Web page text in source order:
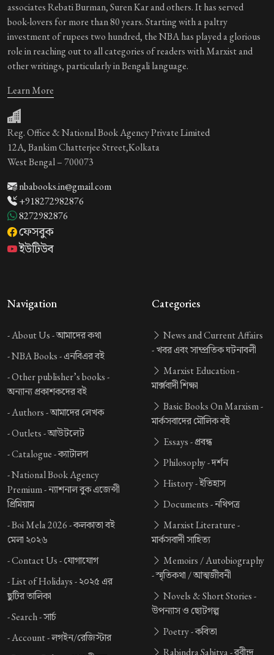
associates Rebati Burman, Suren Kar and others. It has served
book-lovers for more than 80 years. Starting with a paltry
investment of rupees two hundred, the NBA has played a glorious
role in reaching out to all categories of readers with Marxist and
other writings, particularly in Bengali language.
Learn More
Reg. Office & National Book Agency Private Limited
12A, Bankim Chatterjee Street,Kolkata
West Bengal – 700073
nbabooks.in@gmail.com
+918272982876
8272982876
ফেসবুক
ইউটিউব
Navigation
-About Us -আমাদের কথা
-NBA Books -এনবিএর বই
-Other publisher’s books -
অন্যান্য প্রকাশকদের বই
-Authors -আমাদের লেখক
-Outlets -আউটলেট
-Catalogue -ক্যাটালগ
-National Book Agency
Premium -ন্যাশনাল বুক এজেন্সী
প্রিমিয়াম
-Boi Mela 2026 -কলকাতা বই
মেলা ২০২৬
-Contact Us -যোগাযোগ
-List of Holidays -২০২৫ এর
ছুটির তালিকা
-Search -সার্চ
-Account -লগইন/রেজিস্টার
Categories
News and Current Affairs
-খবর এবং সাম্প্রতিক ঘটনাবলী
Marxist Education -
মার্ক্সবাদী শিক্ষা
Basic Books On Marxism -
মার্কসবাদের মৌলিক বই
Essays -প্রবন্ধ
Philosophy -দর্শন
History -ইতিহাস
Documents -নথিপত্র
Marxist Literature -
মার্কসবাদী সাহিত্য
Memoirs / Autobiography
-স্মৃতিকথা / আত্মজীবনী
Novels & Short Stories -
উপন্যাস ও ছোটগল্প
Poetry -কবিতা